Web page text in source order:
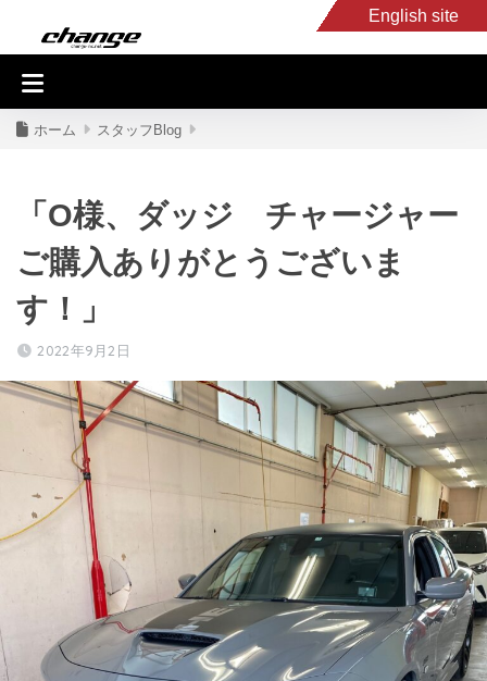
English site
入庫車情報
ホーム スタッフBlog
「O様、ダッジ チャージャー
ご購入ありがとうございま
す！」
2022年9月2日